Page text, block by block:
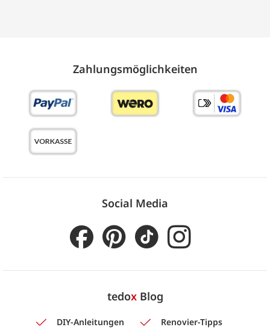
Zahlungs­möglich­keiten
Social Media
tedoxBlog
DIY-Anleitungen
Renovier-Tipps